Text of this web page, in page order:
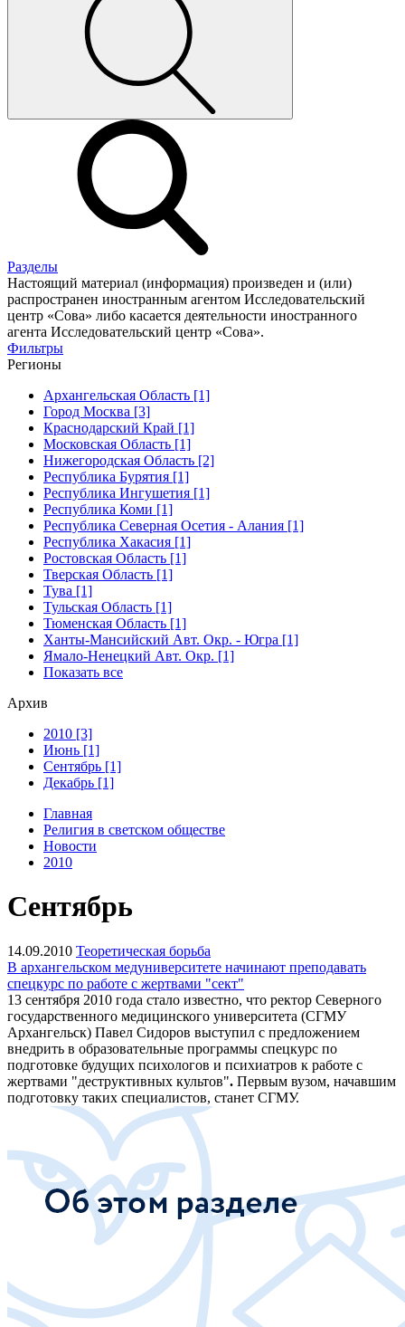
Разделы
Настоящий материал (информация) произведен и (или)
распространен иностранным агентом Исследовательский
центр «Сова» либо касается деятельности иностранного
агента Исследовательский центр «Сова».
Фильтры
Регионы
Архангельская Область [1]
Город Москва [3]
Краснодарский Край [1]
Московская Область [1]
Нижегородская Область [2]
Республика Бурятия [1]
Республика Ингушетия [1]
Республика Коми [1]
Республика Северная Осетия - Алания [1]
Республика Хакасия [1]
Ростовская Область [1]
Тверская Область [1]
Тува [1]
Тульская Область [1]
Тюменская Область [1]
Ханты-Мансийский Авт. Окр. - Югра [1]
Ямало-Ненецкий Авт. Окр. [1]
Показать все
Архив
2010 [3]
Июнь [1]
Сентябрь [1]
Декабрь [1]
Главная
Религия в светском обществе
Новости
2010
Сентябрь
14.09.2010 Теоретическая борьба
В архангельском медуниверситете начинают преподавать
спецкурс по работе с жертвами "сект"
13 сентября 2010 года стало известно, что ректор Северного
государственного медицинского университета (СГМУ
Архангельск) Павел Сидоров выступил с предложением
внедрить в образовательные программы спецкурс по
подготовке будущих психологов и психиатров к работе с
жертвами "деструктивных культов". Первым вузом, начавшим
подготовку таких специалистов, станет СГМУ.